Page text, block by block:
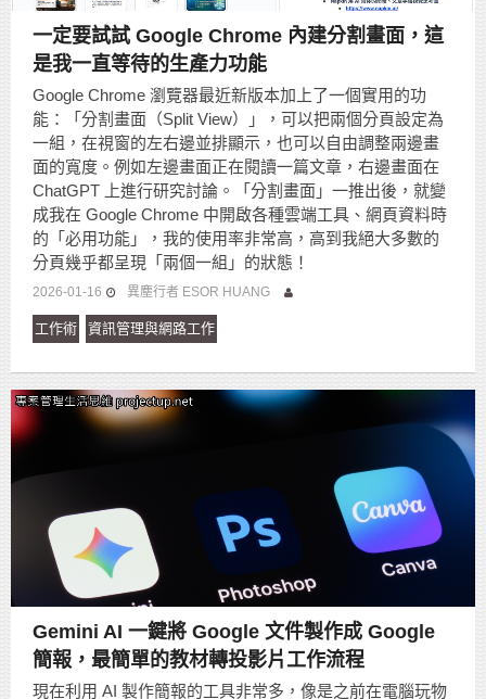
一定要試試 Google Chrome 內建分割畫面，這
是我一直等待的生產力功能
Google Chrome 瀏覽器最近新版本加上了一個實用的功
能：「分割畫面（Split View）」，可以把兩個分頁設定為
一組，在視窗的左右邊並排顯示，也可以自由調整兩邊畫
面的寬度。例如左邊畫面正在閱讀一篇文章，右邊畫面在
ChatGPT 上進行研究討論。「分割畫面」一推出後，就變
成我在 Google Chrome 中開啟各種雲端工具、網頁資料時
的「必用功能」，我的使用率非常高，高到我絕大多數的
分頁幾乎都呈現「兩個一組」的狀態！
2026-01-16 異塵行者 ESOR HUANG
工作術 資訊管理與網路工作
Gemini AI 一鍵將 Google 文件製作成 Google
簡報，最簡單的教材轉投影片工作流程
現在利用 AI 製作簡報的工具非常多，像是之前在電腦玩物